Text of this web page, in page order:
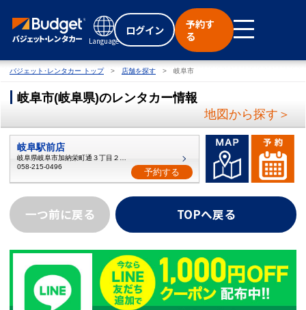
Language
ログイン
予約す
る
バジェット･レンタカー トップ 店舗を探す 岐阜市
岐阜市(岐阜県)のレンタカー情報
地図から探す＞
岐阜駅前店
058-215-0496
予約する
一つ前に戻る TOPへ戻る